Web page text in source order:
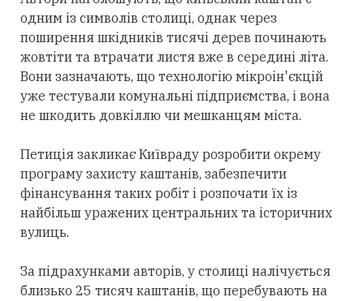
одним із символів столиці, однак через
поширення шкідників тисячі дерев починають
жовтіти та втрачати листя вже в середині літа.
Вони зазначають, що технологію мікроін'єкцій
уже тестували комунальні підприємства, і вона
не шкодить довкіллю чи мешканцям міста.
Петиція закликає Київраду розробити окрему
програму захисту каштанів, забезпечити
фінансування таких робіт і розпочати їх із
найбільш уражених центральних та історичних
вулиць.
За підрахунками авторів, у столиці налічується
близько 25 тисяч каштанів, що перебувають на